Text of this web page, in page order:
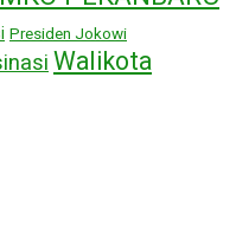
Presiden Jokowi
Walikota